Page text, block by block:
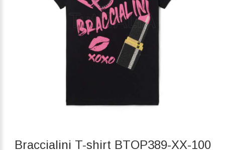
Braccialini T-shirt BTOP389-XX-100